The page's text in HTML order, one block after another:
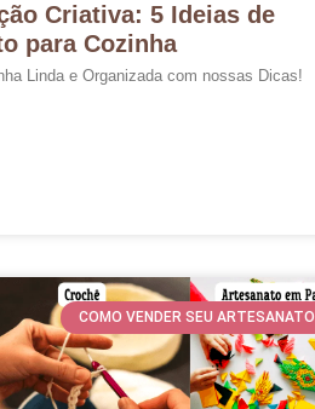
Criativa: 5 Ideias de
para Cozinha
Linda e Organizada com nossas Dicas!
COMO VENDER SEU ARTESANATO